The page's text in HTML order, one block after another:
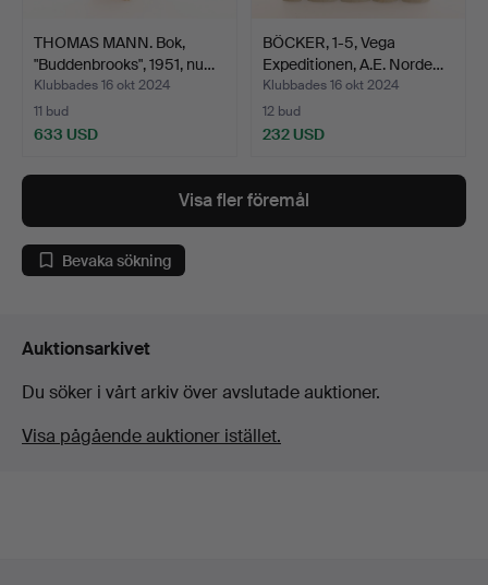
THOMAS MANN. Bok,
"Buddenbrooks", 1951, nu…
Klubbades 16 okt 2024
11 bud
633 USD
BÖCKER, 1-5, Vega
Expeditionen, A.E. Norde…
Klubbades 16 okt 2024
12 bud
232 USD
Visa fler föremål
Bevaka sökning
Auktionsarkivet
Du söker i vårt arkiv över avslutade auktioner.
Visa pågående auktioner istället.